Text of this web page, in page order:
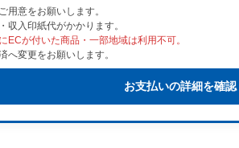
用意をお願いします。
収入印紙代がかかります。
ECが付いた商品・一部地域は利用不可。
へ変更をお願いします。
お支払いの詳細を確認